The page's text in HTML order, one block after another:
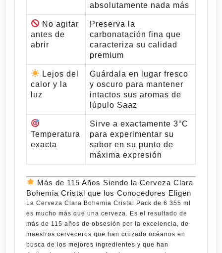
absolutamente nada más
No agitar
antes de
abrir
Preserva la
carbonatación fina que
caracteriza su calidad
premium
Lejos del
calor y la
luz
Guárdala en lugar fresco
y oscuro para mantener
intactos sus aromas de
lúpulo Saaz
Temperatura
exacta
Sirve a exactamente 3°C
para experimentar su
sabor en su punto de
máxima expresión
Más de 115 Años Siendo la Cerveza Clara
Bohemia Cristal que los Conocedores Eligen
La Cerveza Clara Bohemia Cristal Pack de 6 355 ml
es mucho más que una cerveza. Es el resultado de
más de 115 años de obsesión por la excelencia, de
maestros cerveceros que han cruzado océanos en
busca de los mejores ingredientes y que han